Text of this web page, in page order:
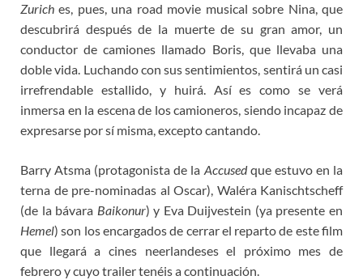
Zurich es, pues, una road movie musical sobre Nina, que
descubrirá después de la muerte de su gran amor, un
conductor de camiones llamado Boris, que llevaba una
doble vida. Luchando con sus sentimientos, sentirá un casi
irrefrendable estallido, y huirá. Así es como se verá
inmersa en la escena de los camioneros, siendo incapaz de
expresarse por sí misma, excepto cantando.
Barry Atsma (protagonista de la Accusedque estuvo en la
terna de pre-nominadas al Oscar), Waléra Kanischtscheff
(de la bávara Baikonur) y Eva Duijvestein (ya presente en
Hemel) son los encargados de cerrar el reparto de este film
que llegará a cines neerlandeses el próximo mes de
febrero y cuyo trailer tenéis a continuación.